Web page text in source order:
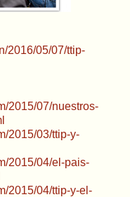
2016/05/07/ttip-
2015/07/nuestros-
2015/03/ttip-y-
2015/04/el-pais-
2015/04/ttip-y-el-